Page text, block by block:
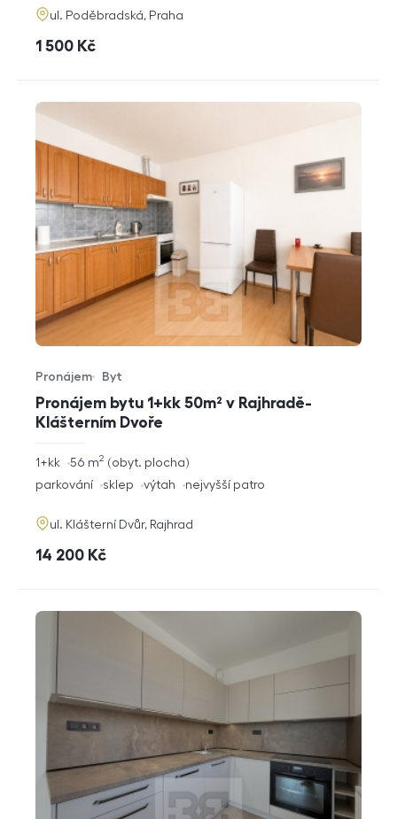
adresa
ul. Poděbradská, Praha
cena
1 500 Kč
Pronájem bytu 1+kk 50m² v Rajhradě-
Klášterním Dvoře
Typ nabídky
Pronájem
Typ nemovitosti
Byt
rozměry
dispozice
1+kk obyt. plocha
56 m2
funkce
parkování sklep výtah nejvyšší patro
adresa
ul. Klášterní Dvůr, Rajhrad
cena
14 200 Kč